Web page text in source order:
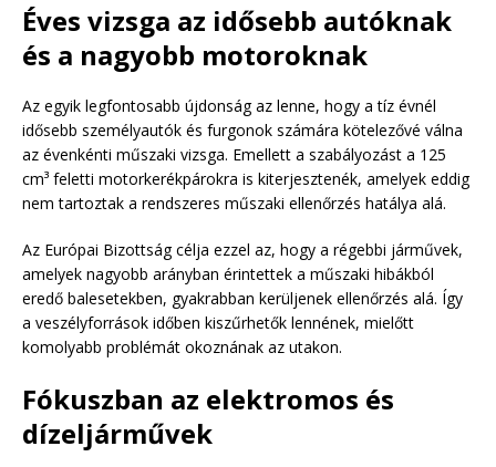
Éves vizsga az idősebb autóknak
és a nagyobb motoroknak
Az egyik legfontosabb újdonság az lenne, hogy a tíz évnél
idősebb személyautók és furgonok számára kötelezővé válna
az évenkénti műszaki vizsga. Emellett a szabályozást a 125
cm³ feletti motorkerékpárokra is kiterjesztenék, amelyek eddig
nem tartoztak a rendszeres műszaki ellenőrzés hatálya alá.
Az Európai Bizottság célja ezzel az, hogy a régebbi járművek,
amelyek nagyobb arányban érintettek a műszaki hibákból
eredő balesetekben, gyakrabban kerüljenek ellenőrzés alá. Így
a veszélyforrások időben kiszűrhetők lennének, mielőtt
komolyabb problémát okoznának az utakon.
Fókuszban az elektromos és
dízeljárművek